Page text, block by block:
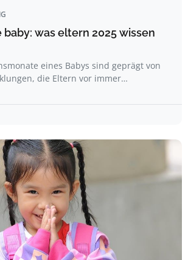
was eltern 2025 wissen
eines Babys sind geprägt von
die Eltern vor immer…